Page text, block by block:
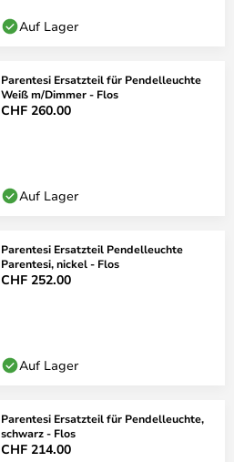
Auf Lager
Parentesi Ersatzteil für Pendelleuchte
Weiß m/Dimmer - Flos
CHF 260.00
Auf Lager
Parentesi Ersatzteil Pendelleuchte
Parentesi, nickel - Flos
CHF 252.00
Auf Lager
Parentesi Ersatzteil für Pendelleuchte,
schwarz - Flos
CHF 214.00